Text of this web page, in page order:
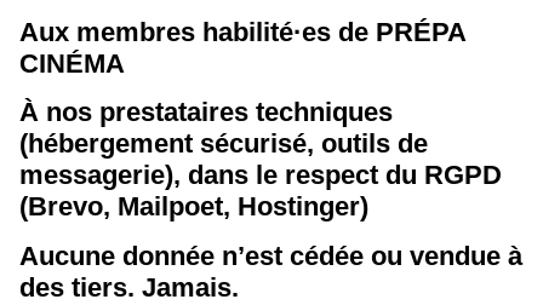
Aux membres habilité·es de PRÉPA
CINÉMA
À nos prestataires techniques
(hébergement sécurisé, outils de
messagerie), dans le respect du RGPD
(Brevo, Mailpoet, Hostinger)
Aucune donnée n’est cédée ou vendue à
des tiers. Jamais.